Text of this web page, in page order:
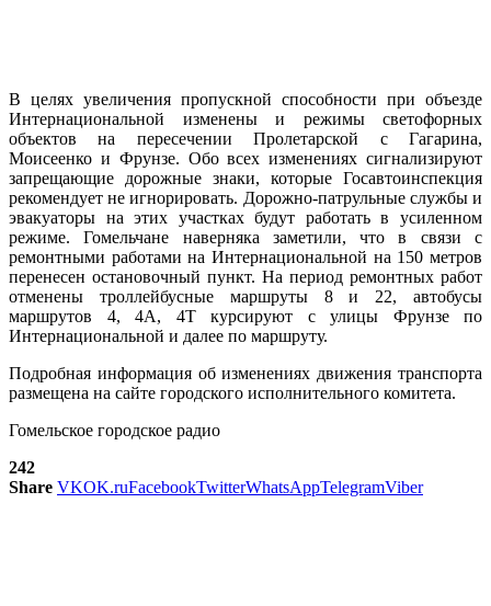
В целях увеличения пропускной способности при объезде
Интернациональной изменены и режимы светофорных
объектов на пересечении Пролетарской с Гагарина,
Моисеенко и Фрунзе. Обо всех изменениях сигнализируют
запрещающие дорожные знаки, которые Госавтоинспекция
рекомендует не игнорировать. Дорожно-патрульные службы и
эвакуаторы на этих участках будут работать в усиленном
режиме. Гомельчане наверняка заметили, что в связи с
ремонтными работами на Интернациональной на 150 метров
перенесен остановочный пункт. На период ремонтных работ
отменены троллейбусные маршруты 8 и 22, автобусы
маршрутов 4, 4А, 4Т курсируют с улицы Фрунзе по
Интернациональной и далее по маршруту.
Подробная информация об изменениях движения транспорта
размещена на сайте городского исполнительного комитета.
Гомельское городское радио
242
Share VKOK.ruFacebookTwitterWhatsAppTelegramViber